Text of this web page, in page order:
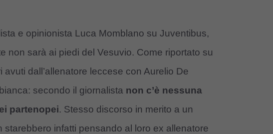
e opinionista Luca Momblano su Juventibus,
non sarà ai piedi del Vesuvio. Come riportato su
dall’allenatore leccese con Aurelio De
secondo il giornalista non c’è nessuna
partenopei. Stesso discorso in merito a un
infatti pensando al loro ex allenatore